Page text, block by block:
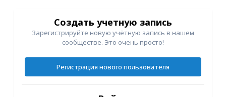
Создать учетную запись
Зарегистрируйте новую учётную запись в нашем
сообществе. Это очень просто!
Регистрация нового пользователя